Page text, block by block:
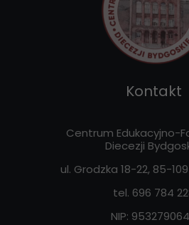
Kontakt
Centrum Edukacyjno-
Diecezji
ul. Grodzka 18-22, 85-109
tel. 696 784
NIP: